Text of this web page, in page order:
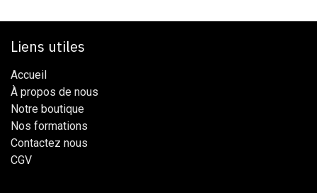
Liens utiles
Accueil
À propos de nous
Notre boutique
Nos formations
Contactez nous
CG​​V​​​​